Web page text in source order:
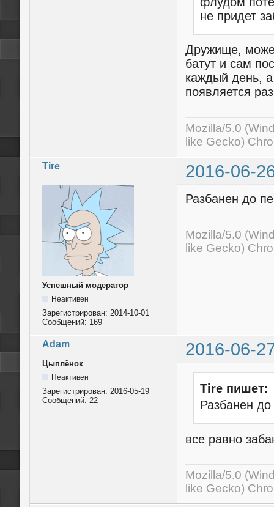
не придет
Дружище,
батут и сам
каждый день,
появляется
Mozilla/5.0
like Gecko)
Tire 2016-06-
Успешный модератор
Неактивен
Зарегистрирован: 2014-10-01
Сообщений: 169
Разбанен до
Mozilla/5.0
like Gecko)
Adam 2016-06-
Цыплёнок
Неактивен
Зарегистрирован: 2016-05-19
Сообщений: 22
Tire пишет:
Разбанен
все равно
Mozilla/5.0
like Gecko)